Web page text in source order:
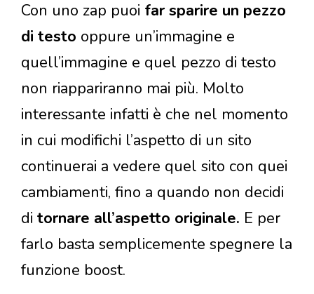
Con uno zap puoi far sparire un pezzo
di testo oppure un’immagine e
quell’immagine e quel pezzo di testo
non riappariranno mai più. Molto
interessante infatti è che nel momento
in cui modifichi l’aspetto di un sito
continuerai a vedere quel sito con quei
cambiamenti, fino a quando non decidi
di tornare all’aspetto originale. E per
farlo basta semplicemente spegnere la
funzione boost.